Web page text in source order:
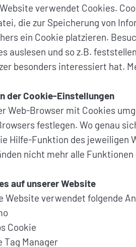
verwendet Cookies.
die zur Speicherung von
ein Cookie platzieren.
auslesen und so z.B.
besonders interessiert hat.
der Cookie-Einstellungen
Web-Browser mit Cookies
festlegen. Wo genau
Hilfe-Funktion des jeweiligen
nicht mehr alle
auf unserer Website
Website verwendet folgende
Cookie
Tag Manager